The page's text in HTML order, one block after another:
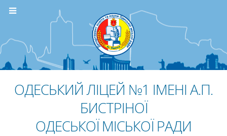
ОДЕСЬКИЙ ЛІЦЕЙ №1 ІМЕНІ А.П.
БИСТРІНОЇ
ОДЕСЬКОЇ МІСЬКОЇ РАДИ